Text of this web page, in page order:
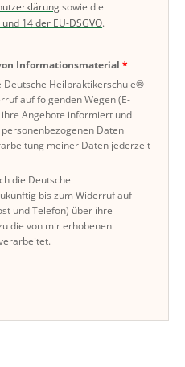
sowie die
14 der EU-DSGVO.
Informationsmaterial
Deutsche Heilpraktikerschule®
auf folgenden Wegen (E-
Angebote informiert und
Daten
meiner Daten jederzeit
die Deutsche
bis zum Widerruf auf
und Telefon) über ihre
die von mir erhobenen